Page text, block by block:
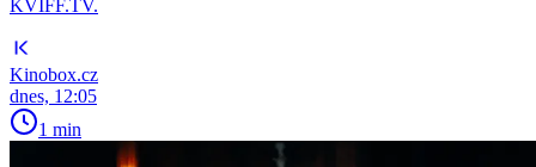
KVIFF.TV.
Kinobox.cz
dnes, 12:05
1 min